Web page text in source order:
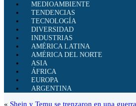
MEDIOAMBIENTE
TENDENCIAS
TECNOLOGÍA
DIVERSIDAD
INDUSTRIAS
AMÉRICA LATINA
AMÉRICA DEL NORTE
ASIA
ÁFRICA
EUROPA
ARGENTINA
« Shein y Temu se trenzaron en una